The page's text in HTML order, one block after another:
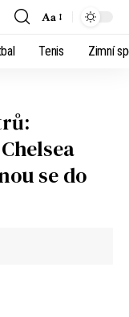
Aa
Tenis Zimní
se do